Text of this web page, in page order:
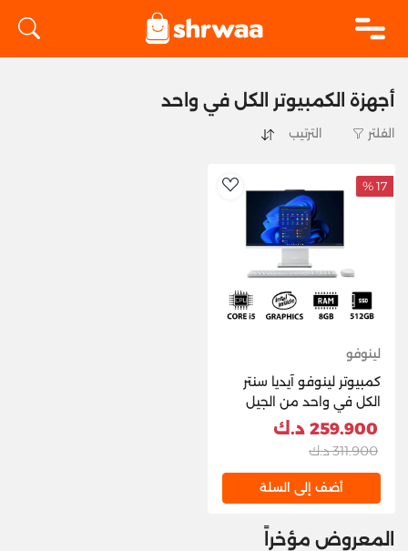
أجهزة الكمبيوتر الكل في واحد
الفلتر
AddToWishlist
17 %
لينوفو
كمبيوتر لينوفو آيديا سنتر
الكل في واحد من الجيل
التاسع من الجيل التاسع -
NVMe M.2 SSD) / شاشة
27 بوصة عالية الدقة
بدون نظام تشغيل / يدعم
259.900 د.ك
311.900 د.ك
أضف إلى السلة
المعروض مؤخراً